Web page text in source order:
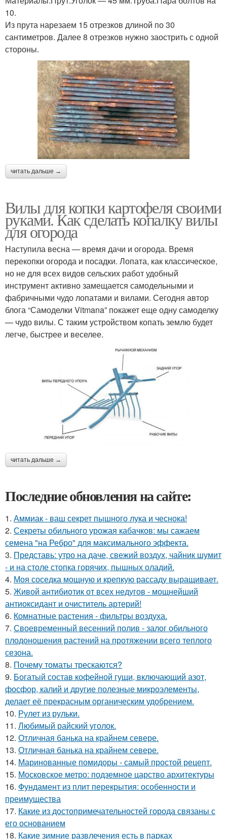
10.
Из прута нарезаем 15 отрезков длиной по 30
сантиметров. Далее 8 отрезков нужно заострить с одной
стороны.
читать дальше →
Вилы для копки картофеля своими
руками. Как сделать копалку вилы
для огорода
Наступила весна — время дачи и огорода. Время
перекопки огорода и посадки. Лопата, как классическое,
но не для всех видов сельских работ удобный
инструмент активно замещается самодельными и
фабричными чудо лопатами и вилами. Сегодня автор
блога “Самоделки Vitmana” покажет еще одну самоделку
— чудо вилы. С таким устройством копать землю будет
легче, быстрее и веселее.
читать дальше →
Последние обновления на сайте:
1. Аммиак - ваш секрет пышного лука и чеснока!
2. Секреты обильного урожая кабачков: мы сажаем
семена "на Ребро" для максимального эффекта.
3. Представь: утро на даче, свежий воздух, чайник шумит
- и на столе стопка горячих, пышных оладий.
4. Моя соседка мощную и крепкую рассаду выращивает.
5. Живой антибиотик от всех недугов - мощнейший
антиоксидант и очиститель артерий!
6. Комнатные растения - фильтры воздуха.
7. Своевременный весенний полив - залог обильного
плодоношения растений на протяжении всего теплого
сезона.
8. Почему томаты трескаются?
9. Богатый состав кофейной гущи, включающий азот,
фосфор, калий и другие полезные микроэлементы,
делает её прекрасным органическим удобрением.
10. Рулет из рульки.
11. Любимый райский уголок.
12. Отличная банька на крайнем севере.
13. Отличная банька на крайнем севере.
14. Маринованные помидоры - самый простой рецепт.
15. Московское метро: подземное царство архитектуры
16. Фундамент из плит перекрытия: особенности и
преимущества
17. Какие из достопримечательностей города связаны с
его основанием
18. Какие зимние развлечения есть в парках